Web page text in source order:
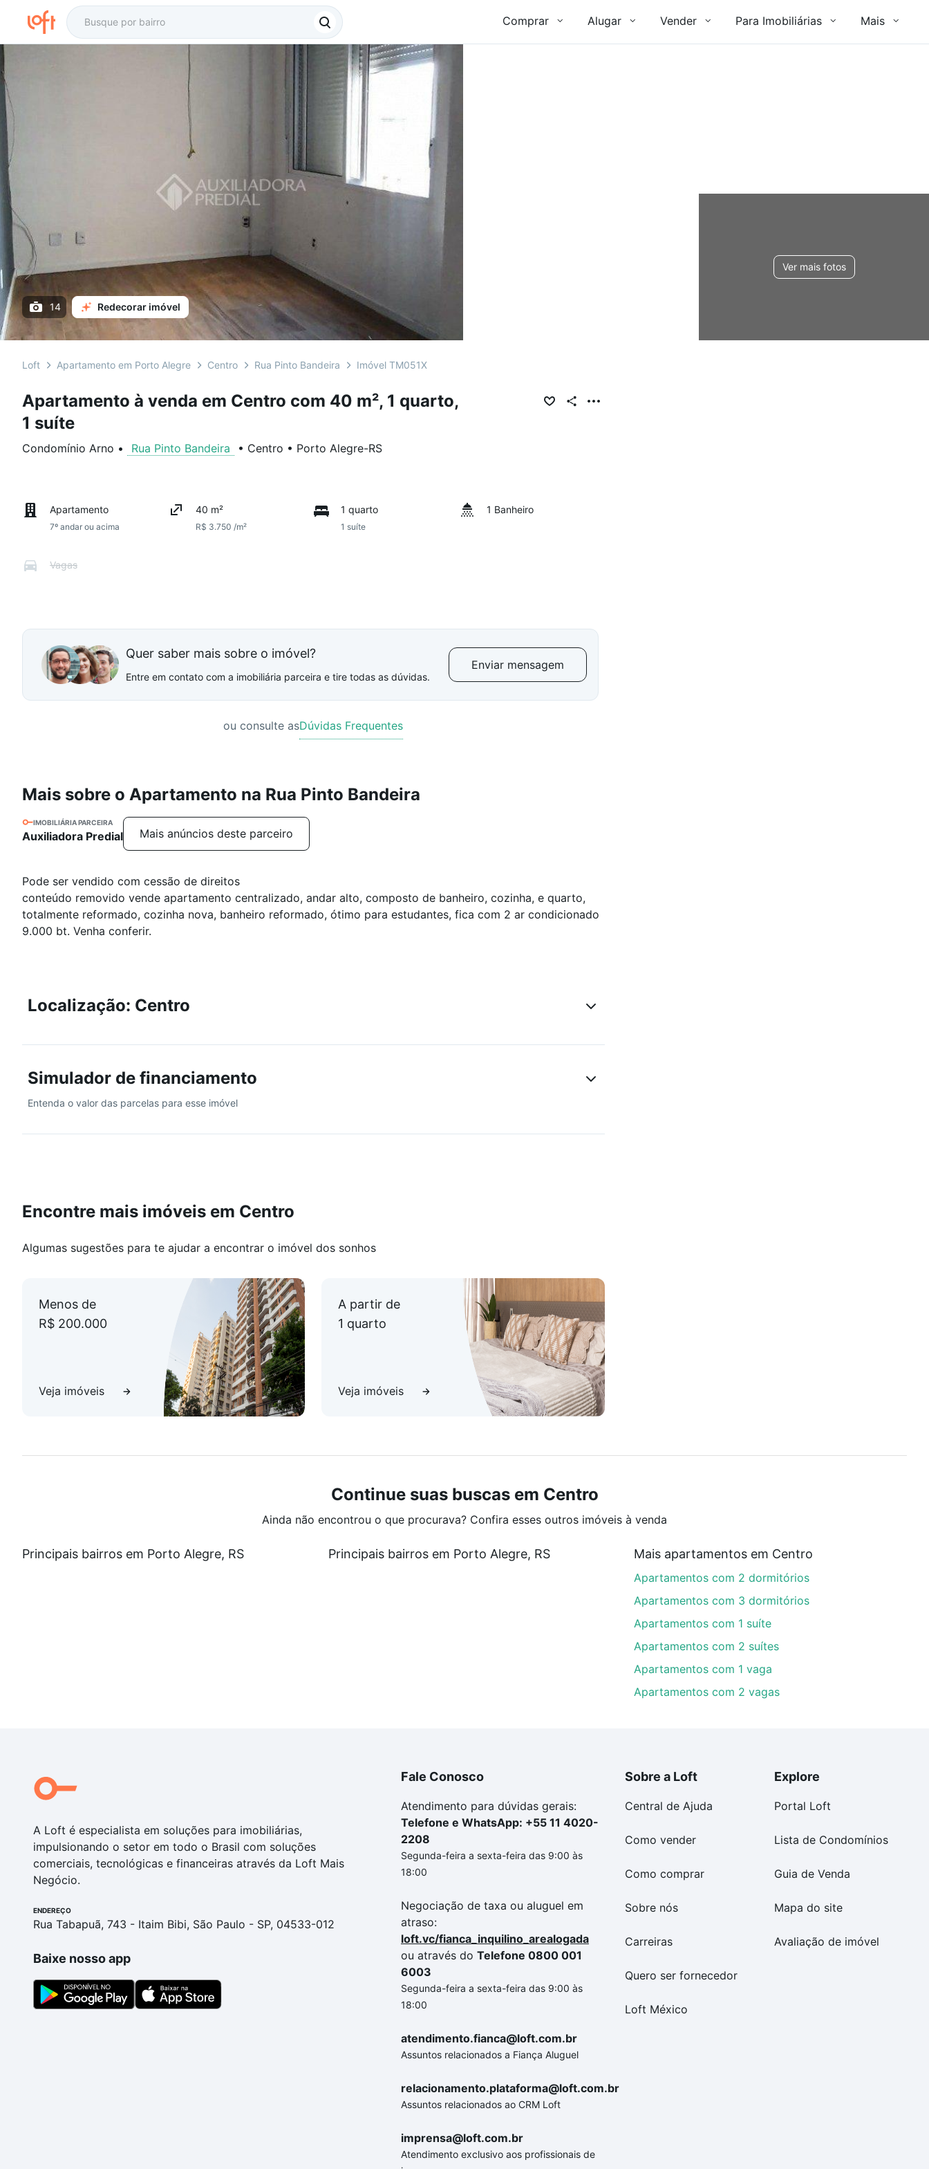
Comprar Alugar Vender Para Imobiliárias Mais
Ver mais fotos
14 Redecorar imóvel
Loft Apartamento em Porto Alegre Centro Rua Pinto Bandeira Imóvel TM051X
Apartamento à venda em Centro com 40 m², 1 quarto,
1 suíte
Condomínio Arno • Rua Pinto Bandeira • Centro • Porto Alegre-RS
Apartamento
7º andar ou acima
40 m²
R$ 3.750 /m²
1 quarto
1 suíte
1 Banheiro
Vagas
Quer saber mais sobre o imóvel?
Entre em contato com a imobiliária parceira e tire todas as dúvidas.
Enviar mensagem
ou consulte asDúvidas Frequentes
Mais sobre o Apartamento na Rua Pinto Bandeira
IMOBILIÁRIA PARCEIRA
Auxiliadora Predial Mais anúncios deste parceiro
Pode ser vendido com cessão de direitos
conteúdo removido vende apartamento centralizado, andar alto, composto de banheiro, cozinha, e quarto,
totalmente reformado, cozinha nova, banheiro reformado, ótimo para estudantes, fica com 2 ar condicionado
9.000 bt. Venha conferir.
Localização: Centro
Simulador de financiamento
Entenda o valor das parcelas para esse imóvel
Encontre mais imóveis em Centro
Algumas sugestões para te ajudar a encontrar o imóvel dos sonhos
Menos de
R$ 200.000
Veja imóveis
A partir de
1 quarto
Veja imóveis
Continue suas buscas em Centro
Ainda não encontrou o que procurava? Confira esses outros imóveis à venda
Principais bairros em Porto Alegre, RS Principais bairros em Porto Alegre, RS Mais apartamentos em Centro
Apartamentos com 2 dormitórios
Apartamentos com 3 dormitórios
Apartamentos com 1 suíte
Apartamentos com 2 suítes
Apartamentos com 1 vaga
Apartamentos com 2 vagas
A Loft é especialista em soluções para imobiliárias,
impulsionando o setor em todo o Brasil com soluções
comerciais, tecnológicas e financeiras através da Loft Mais
Negócio.
ENDEREÇO
Rua Tabapuã, 743 - Itaim Bibi, São Paulo - SP, 04533-012
Baixe nosso app
Fale Conosco
Atendimento para dúvidas gerais:
Telefone e WhatsApp: +55 11 4020-
2208
Segunda-feira a sexta-feira das 9:00 às
18:00
Negociação de taxa ou aluguel em
atraso:
loft.vc/fianca_inquilino_arealogada
ou através do Telefone 0800 001
6003
Segunda-feira a sexta-feira das 9:00 às
18:00
atendimento.fianca@loft.com.br
Assuntos relacionados a Fiança Aluguel
relacionamento.plataforma@loft.com.br
Assuntos relacionados ao CRM Loft
imprensa@loft.com.br
Atendimento exclusivo aos profissionais de
Sobre a Loft
Central de Ajuda
Como vender
Como comprar
Sobre nós
Carreiras
Quero ser fornecedor
Loft México
Explore
Portal Loft
Lista de Condomínios
Guia de Venda
Mapa do site
Avaliação de imóvel